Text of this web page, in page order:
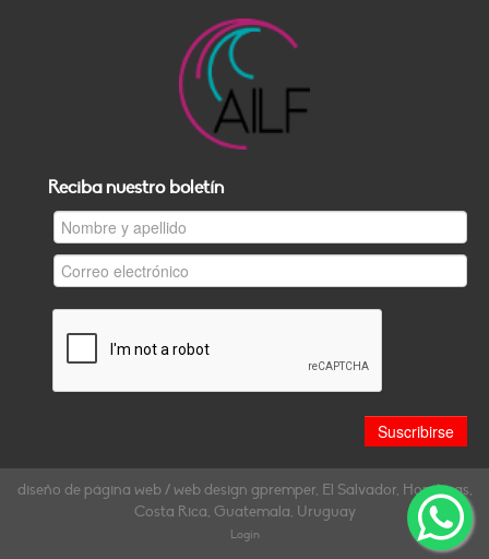
Reciba nuestro boletín
diseño de página web / web design gpremper, El Salvador, Honduras,
Costa Rica, Guatemala, Uruguay
Login